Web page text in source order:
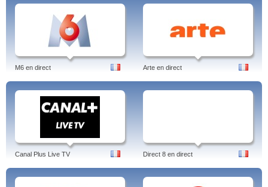
M6 en direct Arte en direct
Canal Plus Live TV Direct 8 en direct